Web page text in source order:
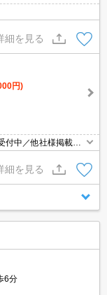
細を見る
円)
付中／他社様掲載物
細を見る
6分